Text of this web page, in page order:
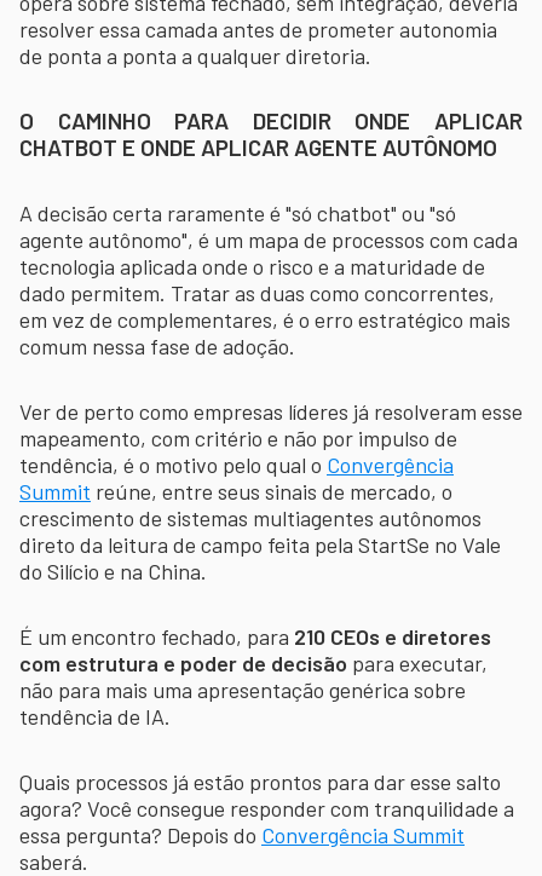
resolver essa camada antes de prometer autonomia
de ponta a ponta a qualquer diretoria.
O CAMINHO PARA DECIDIR ONDE APLICAR
CHATBOT E ONDE APLICAR AGENTE AUTÔNOMO
A decisão certa raramente é "só chatbot" ou "só
agente autônomo", é um mapa de processos com cada
tecnologia aplicada onde o risco e a maturidade de
dado permitem. Tratar as duas como concorrentes,
em vez de complementares, é o erro estratégico mais
comum nessa fase de adoção.
Ver de perto como empresas líderes já resolveram esse
mapeamento, com critério e não por impulso de
tendência, é o motivo pelo qual o Convergência
Summit reúne, entre seus sinais de mercado, o
crescimento de sistemas multiagentes autônomos
direto da leitura de campo feita pela StartSe no Vale
do Silício e na China.
É um encontro fechado, para 210 CEOs e diretores
com estrutura e poder de decisão para executar,
não para mais uma apresentação genérica sobre
tendência de IA.
Quais processos já estão prontos para dar esse salto
agora? Você consegue responder com tranquilidade a
essa pergunta? Depois do Convergência Summit
saberá.